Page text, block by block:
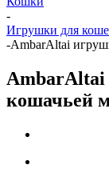
-
Игрушки для
-AmbarAltai
AmbarAltai
кошачьей